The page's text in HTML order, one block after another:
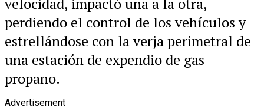
velocidad, impactó una a la otra,
perdiendo el control de los vehículos y
estrellándose con la verja perimetral de
una estación de expendio de gas
propano.
Advertisement